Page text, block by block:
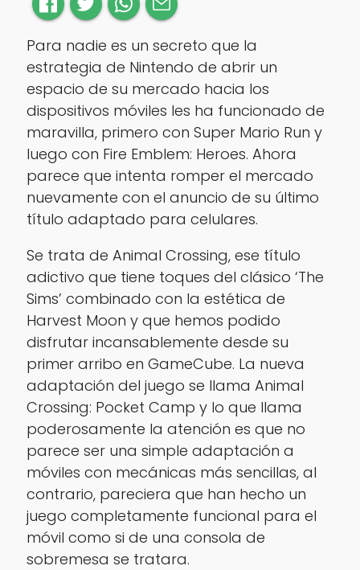
Para nadie es un secreto que la
estrategia de Nintendo de abrir un
espacio de su mercado hacia los
dispositivos móviles les ha funcionado de
maravilla, primero con Super Mario Run y
luego con Fire Emblem: Heroes. Ahora
parece que intenta romper el mercado
nuevamente con el anuncio de su último
título adaptado para celulares.
Se trata de Animal Crossing, ese título
adictivo que tiene toques del clásico ‘The
Sims’ combinado con la estética de
Harvest Moon y que hemos podido
disfrutar incansablemente desde su
primer arribo en GameCube. La nueva
adaptación del juego se llama Animal
Crossing: Pocket Camp y lo que llama
poderosamente la atención es que no
parece ser una simple adaptación a
móviles con mecánicas más sencillas, al
contrario, pareciera que han hecho un
juego completamente funcional para el
móvil como si de una consola de
sobremesa se tratara.